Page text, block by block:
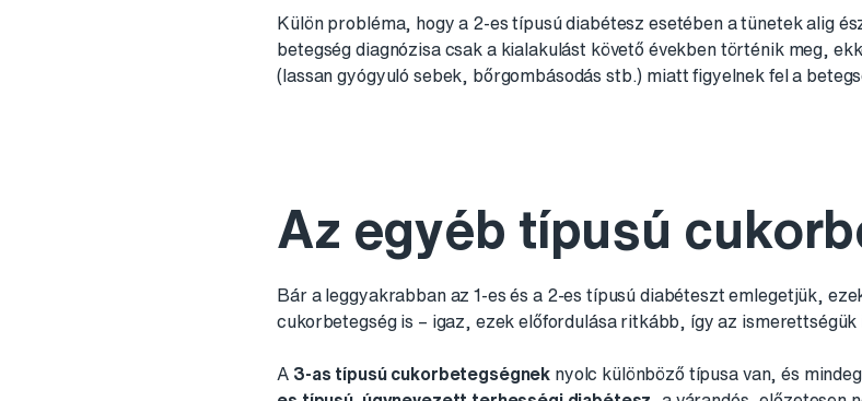
Külön probléma, hogy a 2-es típusú diabétesz esetében a tünetek alig
betegség diagnózisa csak a kialakulást követő években történik meg,
(lassan gyógyuló sebek, bőrgombásodás stb.) miatt figyelnek fel a
Az egyéb típusú
Bár a leggyakrabban az 1-es és a 2-es típusú diabéteszt emlegetjük,
cukorbetegség is – igaz, ezek előfordulása ritkább, így az ismerettségük
A 3-as típusú cukorbetegségnek nyolc különböző típusa van, és